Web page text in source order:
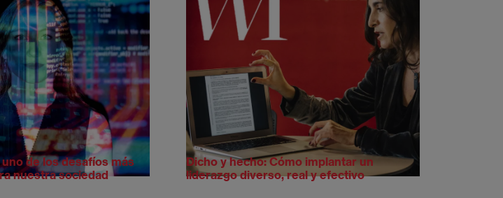
de los desafíos más
nuestra sociedad
Dicho y hecho: Cómo implantar un
liderazgo diverso, real y efectivo